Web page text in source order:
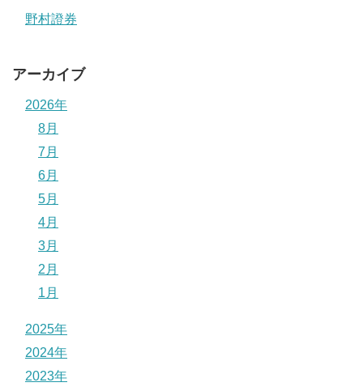
野村證券
アーカイブ
2026年
8月
7月
6月
5月
4月
3月
2月
1月
2025年
2024年
2023年